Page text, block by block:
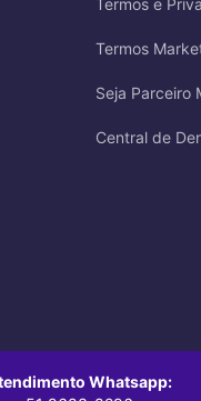
Termos
Seja Parceiro
Central de
Whatsapp: